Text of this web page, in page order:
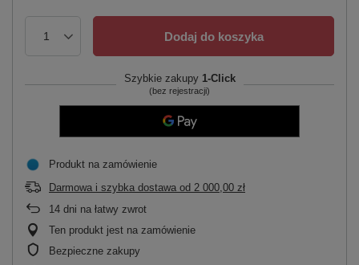
Dodaj do koszyka
Szybkie zakupy 1-Click
(bez rejestracji)
Produkt na zamówienie
Darmowa i szybka dostawa od 2 000,00 zł
14 dni na łatwy zwrot
Ten produkt jest na zamówienie
Bezpieczne zakupy